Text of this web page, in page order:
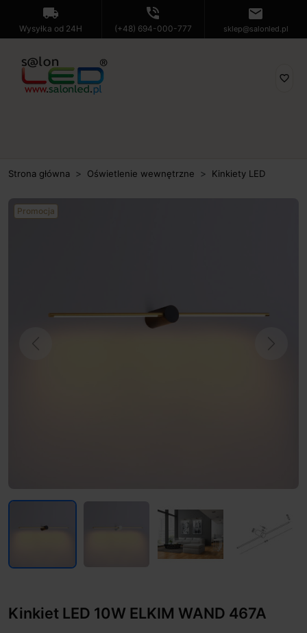
local_shipping
Wysyłka od 24H
phone_in_talk
(+48) 694-000-777
mail
sklep@salonled.pl
favorite_border
Strona główna Oświetlenie wewnętrzne Kinkiety LED
Promocja
Kinkiet LED 10W ELKIM WAND 467A